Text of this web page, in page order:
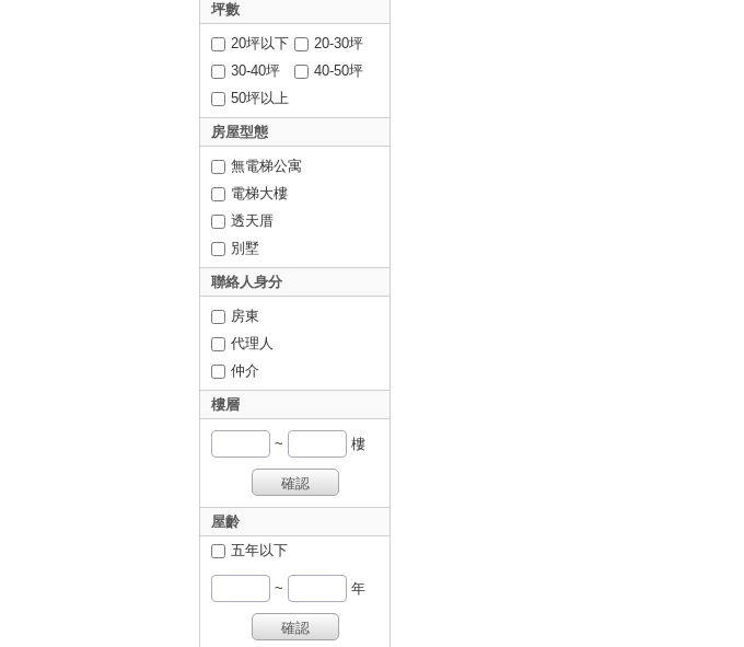
坪數
20坪以下
20-30坪
30-40坪
40-50坪
50坪以上
房屋型態
無電梯公寓
電梯大樓
透天厝
別墅
聯絡人身分
房東
代理人
仲介
樓層
~ 樓
確認
屋齡
五年以下
~ 年
確認